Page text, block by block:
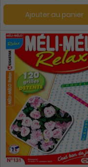
Ajouter au panier